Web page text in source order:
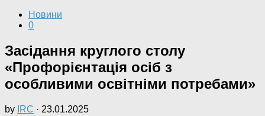
Новини
0
Засідання круглого столу
«Профорієнтація осіб з
особливими освітніми потребами»
by IRC · 23.01.2025